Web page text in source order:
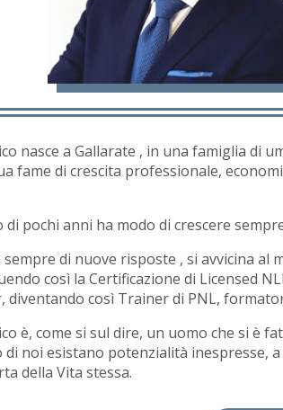
nasce a Gallarate , in una famiglia di
fame di crescita professionale,
di pochi anni ha modo di crescere
sempre di nuove risposte , si avvicina
così la Certificazione di Licensed
diventando così Trainer di PNL,
è, come si sul dire, un uomo che si è
noi esistano potenzialità inespresse,
della Vita stessa.